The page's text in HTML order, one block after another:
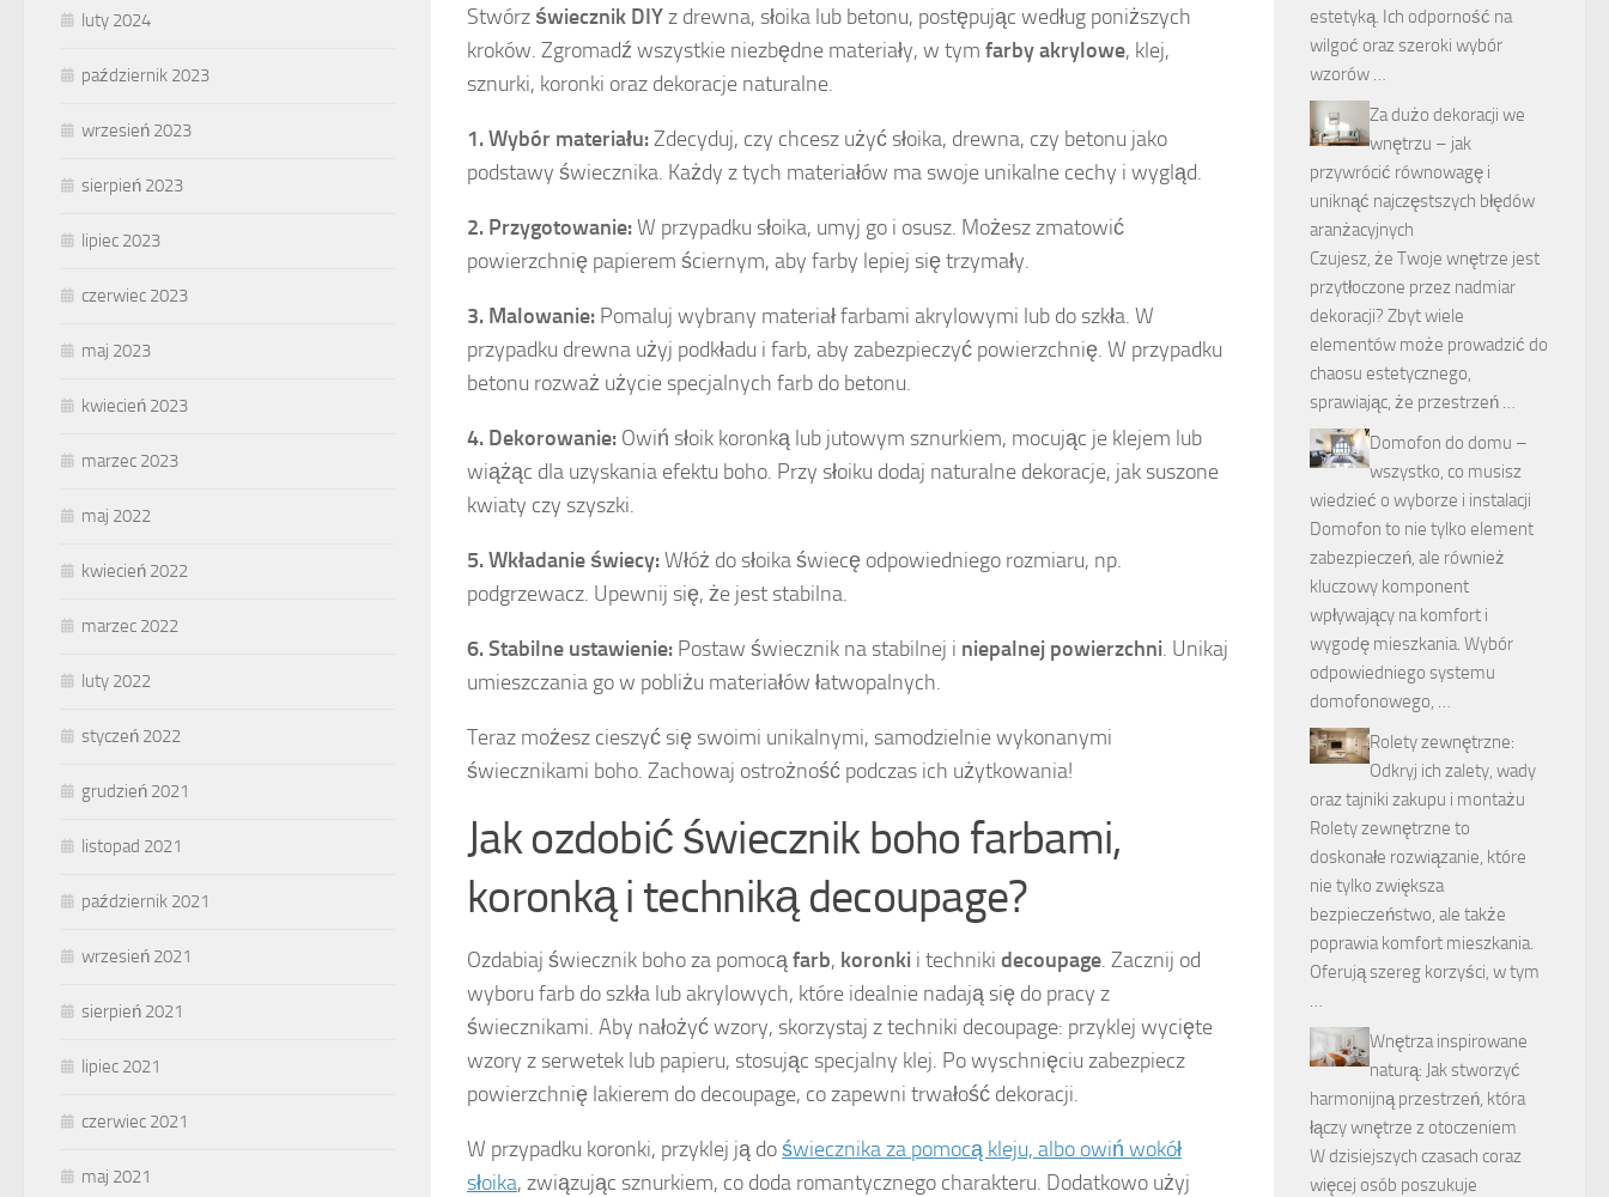
Stwórz świecznik DIYz drewna, słoika lub betonu, postępując według poniższych
kroków. Zgromadź wszystkie niezbędne materiały, w tym farby akrylowe, klej,
sznurki, koronki oraz dekoracje naturalne.
1. Wybór materiału:Zdecyduj, czy chcesz użyć słoika, drewna, czy betonu jako
podstawy świecznika. Każdy z tych materiałów ma swoje unikalne cechy i wygląd.
2. Przygotowanie:W przypadku słoika, umyj go i osusz. Możesz zmatowić
powierzchnię papierem ściernym, aby farby lepiej się trzymały.
3. Malowanie: Pomaluj wybrany materiał farbami akrylowymi lub do szkła. W
przypadku drewna użyj podkładu i farb, aby zabezpieczyć powierzchnię. W przypadku
betonu rozważ użycie specjalnych farb do betonu.
4. Dekorowanie: Owiń słoik koronką lub jutowym sznurkiem, mocując je klejem lub
wiążąc dla uzyskania efektu boho. Przy słoiku dodaj naturalne dekoracje, jak suszone
kwiaty czy szyszki.
5. Wkładanie świecy:Włóż do słoika świecę odpowiedniego rozmiaru, np.
podgrzewacz. Upewnij się, że jest stabilna.
6. Stabilne ustawienie: Postaw świecznik na stabilnej i niepalnej powierzchni. Unikaj
umieszczania go w pobliżu materiałów łatwopalnych.
Teraz możesz cieszyć się swoimi unikalnymi, samodzielnie wykonanymi
świecznikami boho. Zachowaj ostrożność podczas ich użytkowania!
Jak ozdobić świecznik boho farbami,
koronką i techniką decoupage?
Ozdabiaj świecznik boho za pomocąfarb, koronki i techniki decoupage. Zacznij od
wyboru farb do szkła lub akrylowych, które idealnie nadają się do pracy z
świecznikami. Aby nałożyć wzory, skorzystaj z techniki decoupage: przyklej wycięte
wzory z serwetek lub papieru, stosując specjalny klej. Po wyschnięciu zabezpiecz
powierzchnię lakierem do decoupage, co zapewni trwałość dekoracji.
W przypadku koronki, przyklej ją doświecznika za pomocą kleju, albo owiń wokół
słoika, związując sznurkiem, co doda romantycznego charakteru. Dodatkowo użyj
luty 2024
październik 2023
wrzesień 2023
sierpień 2023
lipiec 2023
czerwiec 2023
maj 2023
kwiecień 2023
marzec 2023
maj 2022
kwiecień 2022
marzec 2022
luty 2022
styczeń 2022
grudzień 2021
listopad 2021
październik 2021
wrzesień 2021
sierpień 2021
lipiec 2021
czerwiec 2021
maj 2021
estetyką. Ich odporność na
wilgoć oraz szeroki wybór
wzorów …
Za dużo dekoracji we
wnętrzu – jak
przywrócić równowagę i
uniknąć najczęstszych błędów
aranżacyjnych
Czujesz, że Twoje wnętrze jest
przytłoczone przez nadmiar
dekoracji? Zbyt wiele
elementów może prowadzić do
chaosu estetycznego,
sprawiając, że przestrzeń …
Domofon do domu –
wszystko, co musisz
wiedzieć o wyborze i instalacji
Domofon to nie tylko element
zabezpieczeń, ale również
kluczowy komponent
wpływający na komfort i
wygodę mieszkania. Wybór
odpowiedniego systemu
domofonowego, …
Rolety zewnętrzne:
Odkryj ich zalety, wady
oraz tajniki zakupu i montażu
Rolety zewnętrzne to
doskonałe rozwiązanie, które
nie tylko zwiększa
bezpieczeństwo, ale także
poprawia komfort mieszkania.
Oferują szereg korzyści, w tym
…
Wnętrza inspirowane
naturą: Jak stworzyć
harmonijną przestrzeń, która
łączy wnętrze z otoczeniem
W dzisiejszych czasach coraz
więcej osób poszukuje